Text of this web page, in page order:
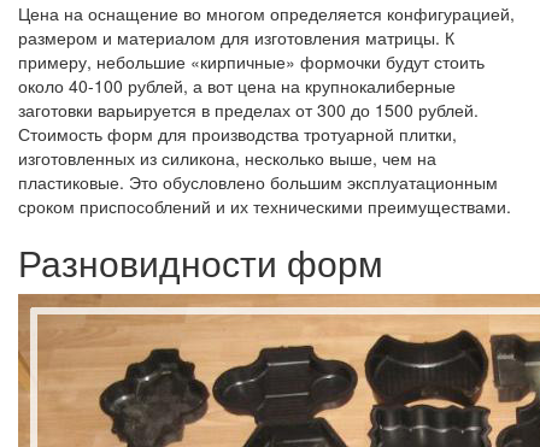
Цена на оснащение во многом определяется конфигурацией,
размером и материалом для изготовления матрицы. К
примеру, небольшие «кирпичные» формочки будут стоить
около 40-100 рублей, а вот цена на крупнокалиберные
заготовки варьируется в пределах от 300 до 1500 рублей.
Стоимость форм для производства тротуарной плитки,
изготовленных из силикона, несколько выше, чем на
пластиковые. Это обусловлено большим эксплуатационным
сроком приспособлений и их техническими преимуществами.
Разновидности форм